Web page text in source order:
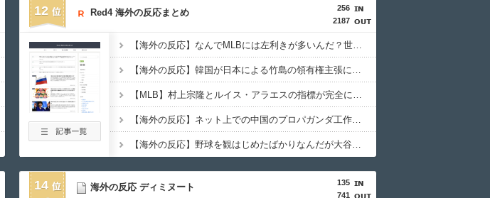
で食べた変わった食べ物に対する海外の反応 すらるど
エスカレーターの立つ位置」 海外の万国反応記
海外「絶好球だった」大谷翔平が今永昇太から初めてホームランを打って海外大興奮！（海外の反応） 海外のお前ら
の禁輸措置か？」（海外の反応） 海外さんいらっしゃい 海外の反応
12
256
2187
Red4 海外の反応まとめ
【海外の反応】なんでMLBには左利きが多いんだ？世界全体だと1割くらいしかいないはずなのに → 「左ピッチャーは貴重だからな」「内野では不利だけど基本左利きのほうが重宝される傾向にはあると思う」
【海外の反応】韓国が日本による竹島の領有権主張に対して強く抗議したらしい → 「もはや毎年の恒例行事だな」「他のことから国民の目をそらせるからお互いの政府にとって都合がいいんだよ」
【MLB】村上宗隆とルイス・アラエスの指標が完全に真逆 → 「予想通りの結果」「この2人は合体してくれ」
【海外の反応】ネット上での中国のプロパガンダ工作ってどれくらいあるんだろうな → 「どこの国も同じようなことをやってるよな」「中国に関する情報はマジで両極端なものしかない」
【海外の反応】野球を観はじめたばかりなんだが大谷翔平って投手としてはどれくらいのレベルなの？ → 「トップ層ではあるが二刀流の影響で超一流とまでは言えないイメージ」「投手に専念したらサイヤングも獲れると思うんだけどな」
14
135
741
海外の反応 ディミヌート